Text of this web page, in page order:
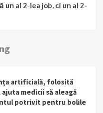
un al 2-lea job, ci un al 2-
artificială, folosită
medicii să aleagă
potrivit pentru bolile